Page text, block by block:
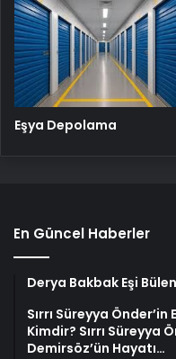
Eşya Depolama
En Güncel Haberler
Derya Bakbak Eşi
Sırrı Süreyya
Kimdir? Sırrı Süreyya
Demirsöz’ün Hayatı…